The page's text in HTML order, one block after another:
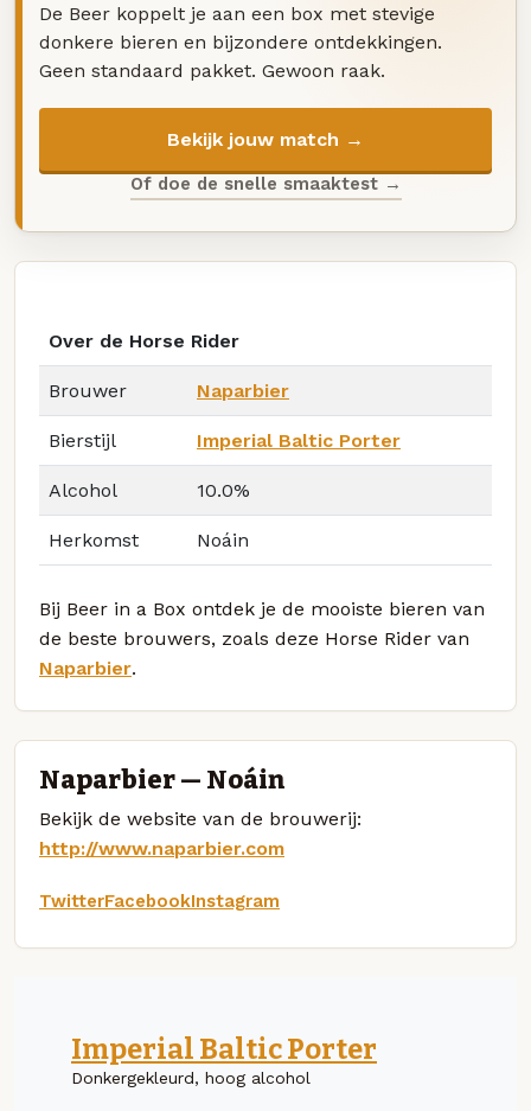
De Beer koppelt je aan een box met stevige
donkere bieren en bijzondere ontdekkingen.
Geen standaard pakket. Gewoon raak.
Bekijk jouw match →
Of doe de snelle smaaktest →
Over de Horse Rider
Brouwer Naparbier
Bierstijl Imperial Baltic Porter
Alcohol 10.0%
Herkomst Noáin
Bij Beer in a Box ontdek je de mooiste bieren van
de beste brouwers, zoals deze Horse Rider van
Naparbier.
Naparbier — Noáin
Bekijk de website van de brouwerij:
http://www.naparbier.com
TwitterFacebookInstagram
Imperial Baltic Porter
Donkergekleurd, hoog alcohol